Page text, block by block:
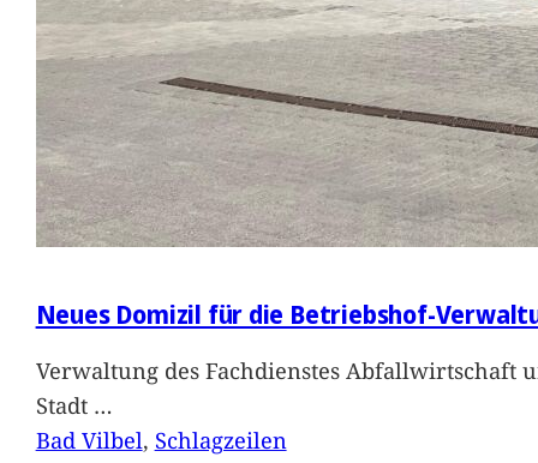
Neues Domizil für die Betriebshof-
Verwaltung des Fachdienstes Abfallwirtschaft
Stadt …
Bad Vilbel, Schlagzeilen